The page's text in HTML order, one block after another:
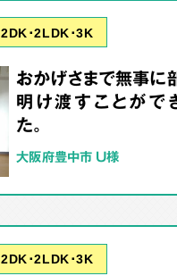
2DK･2LDK･3K
おかげさまで無事に
明け渡すことがで
た。
大阪府豊中市 U様
2DK･2LDK･3K